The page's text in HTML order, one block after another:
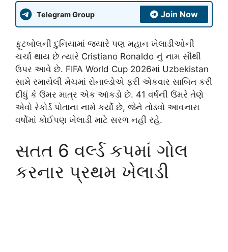
Telegram Group Join Now
ફૂટબોલની દુનિયામાં જ્યારે પણ મહાન ખેલાડીઓની
ચર્ચા થાય છે ત્યારે Cristiano Ronaldo નું નામ સૌથી
ઉપર આવે છે. FIFA World Cup 2026માં Uzbekistan
સામે રમાયેલી મેચમાં રોનાલ્ડોએ ફરી એકવાર સાબિત કરી
દીધું કે ઉંમર માત્ર એક આંકડો છે. 41 વર્ષની ઉંમરે તેણે
એવો રેકોર્ડ પોતાના નામે કર્યો છે, જેને તોડવો આવનારા
વર્ષોમાં કોઈપણ ખેલાડી માટે સરળ નહીં રહે.
સતત 6 વર્લ્ડ કપમાં ગોલ
કરનાર પ્રથમ ખેલાડી